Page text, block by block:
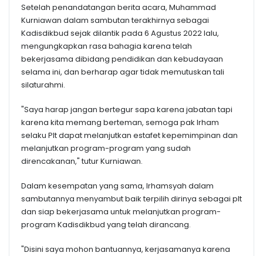
Setelah penandatangan berita acara, Muhammad
Kurniawan dalam sambutan terakhirnya sebagai
Kadisdikbud sejak dilantik pada 6 Agustus 2022 lalu,
mengungkapkan rasa bahagia karena telah
bekerjasama dibidang pendidikan dan kebudayaan
selama ini, dan berharap agar tidak memutuskan tali
silaturahmi.
"Saya harap jangan bertegur sapa karena jabatan tapi
karena kita memang berteman, semoga pak Irham
selaku Plt dapat melanjutkan estafet kepemimpinan dan
melanjutkan program-program yang sudah
direncakanan," tutur Kurniawan.
Dalam kesempatan yang sama, Irhamsyah dalam
sambutannya menyambut baik terpilih dirinya sebagai plt
dan siap bekerjasama untuk melanjutkan program-
program Kadisdikbud yang telah dirancang.
"Disini saya mohon bantuannya, kerjasamanya karena